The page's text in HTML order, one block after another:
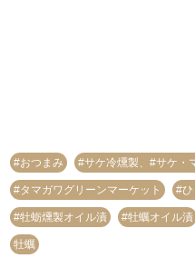
#おつまみ #サケ冷燻製、#サケ・
#タマガワグリーンマーケット #ひ
#牡蛎燻製オイル漬 #牡蠣オイル漬
牡蠣